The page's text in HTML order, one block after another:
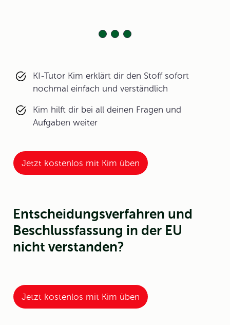
KI-Tutor Kim erklärt dir den Stoff sofort
nochmal einfach und verständlich
Kim hilft dir bei all deinen Fragen und
Aufgaben weiter
Jetzt kostenlos mit Kim üben
Entscheidungsverfahren und
Beschlussfassung in der EU
nicht verstanden?
Jetzt kostenlos mit Kim üben